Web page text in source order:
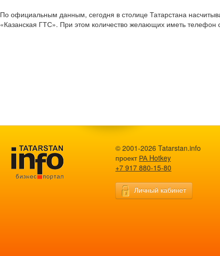
По официальным данным, сегодня в столице Татарстана
«Казанская ГТС». При этом количество желающих иметь телефон
© 2001-2026 Tatarstan.info
проект РА Hotkey
+7 917 880-15-80
Личный кабинет